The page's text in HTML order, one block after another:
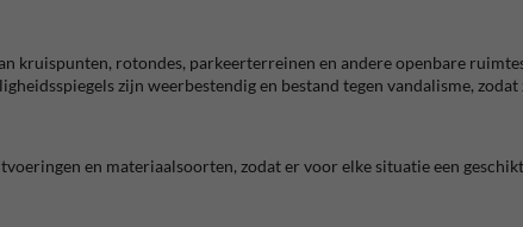
rotondes, parkeerterreinen en andere openbare
zijn weerbestendig en bestand tegen vandalisme, zodat
en materiaalsoorten, zodat er voor elke situatie een